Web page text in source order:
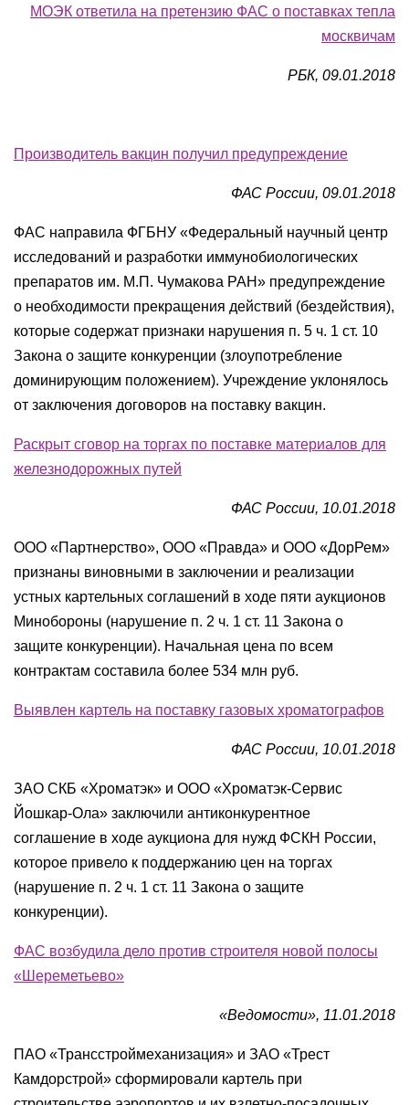
МОЭК ответила на претензию ФАС о поставках тепла
москвичам
РБК, 09.01.2018
Производитель вакцин получил предупреждение
ФАС России, 09.01.2018
ФАС направила ФГБНУ «Федеральный научный центр
исследований и разработки иммунобиологических
препаратов им. М.П. Чумакова РАН» предупреждение
о необходимости прекращения действий (бездействия),
которые содержат признаки нарушения п. 5 ч. 1 ст. 10
Закона о защите конкуренции (злоупотребление
доминирующим положением). Учреждение уклонялось
от заключения договоров на поставку вакцин.
Раскрыт сговор на торгах по поставке материалов для
железнодорожных путей
ФАС России, 10.01.2018
ООО «Партнерство», ООО «Правда» и ООО «ДорРем»
признаны виновными в заключении и реализации
устных картельных соглашений в ходе пяти аукционов
Минобороны (нарушение п. 2 ч. 1 ст. 11 Закона о
защите конкуренции). Начальная цена по всем
контрактам составила более 534 млн руб.
Выявлен картель на поставку газовых хроматографов
ФАС России, 10.01.2018
ЗАО СКБ «Хроматэк» и ООО «Хроматэк-Сервис
Йошкар-Ола» заключили антиконкурентное
соглашение в ходе аукциона для нужд ФСКН России,
которое привело к поддержанию цен на торгах
(нарушение п. 2 ч. 1 ст. 11 Закона о защите
конкуренции).
ФАС возбудила дело против строителя новой полосы
«Шереметьево»
«Ведомости», 11.01.2018
ПАО «Трансстроймеханизация» и ЗАО «Трест
Камдорстройׅ» сформировали картель при